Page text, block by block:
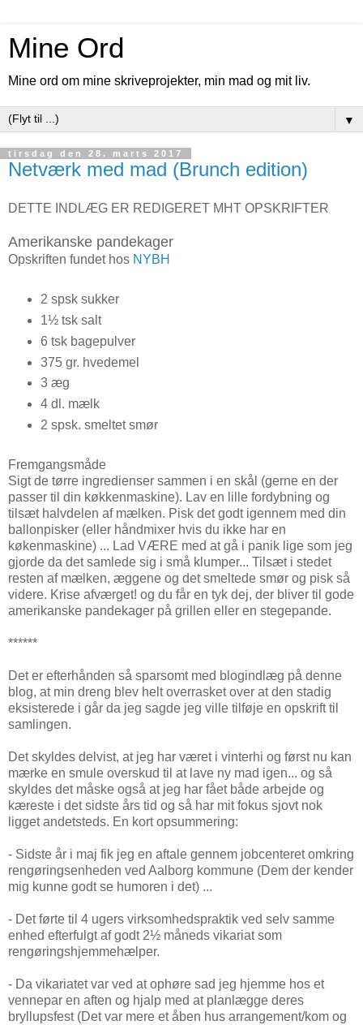
Mine Ord
Mine ord om mine skriveprojekter, min mad og mit liv.
▼
tirsdag den 28. marts 2017
Netværk med mad (Brunch edition)
DETTE INDLÆG ER REDIGERET MHT OPSKRIFTER
Amerikanske pandekager
Opskriften fundet hos NYBH
2 spsk sukker
1½ tsk salt
6 tsk bagepulver
375 gr. hvedemel
3 æg
4 dl. mælk
2 spsk. smeltet smør
Fremgangsmåde
Sigt de tørre ingredienser sammen i en skål (gerne en der
passer til din køkkenmaskine). Lav en lille fordybning og
tilsæt halvdelen af mælken. Pisk det godt igennem med din
ballonpisker (eller håndmixer hvis du ikke har en
køkenmaskine) ... Lad VÆRE med at gå i panik lige som jeg
gjorde da det samlede sig i små klumper... Tilsæt i stedet
resten af mælken, æggene og det smeltede smør og pisk så
videre. Krise afværget! og du får en tyk dej, der bliver til gode
amerikanske pandekager på grillen eller en stegepande.
******
Det er efterhånden så sparsomt med blogindlæg på denne
blog, at min dreng blev helt overrasket over at den stadig
eksisterede i går da jeg sagde jeg ville tilføje en opskrift til
samlingen.
Det skyldes delvist, at jeg har været i vinterhi og først nu kan
mærke en smule overskud til at lave ny mad igen... og så
skyldes det måske også at jeg har fået både arbejde og
kæreste i det sidste års tid og så har mit fokus sjovt nok
ligget andetsteds. En kort opsummering:
- Sidste år i maj fik jeg en aftale gennem jobcenteret omkring
rengøringsenheden ved Aalborg kommune (Dem der kender
mig kunne godt se humoren i det) ...
- Det førte til 4 ugers virksomhedspraktik ved selv samme
enhed efterfulgt af godt 2½ måneds vikariat som
rengøringshjemmehælper.
- Da vikariatet var ved at ophøre sad jeg hjemme hos et
vennepar en aften og hjalp med at planlægge deres
bryllupsfest (Det var mere et åben hus arrangement/kom og